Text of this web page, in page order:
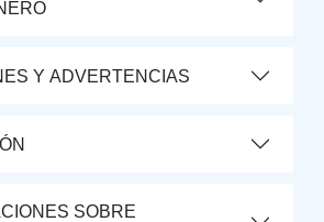
Y ADVERTENCIAS
SOBRE